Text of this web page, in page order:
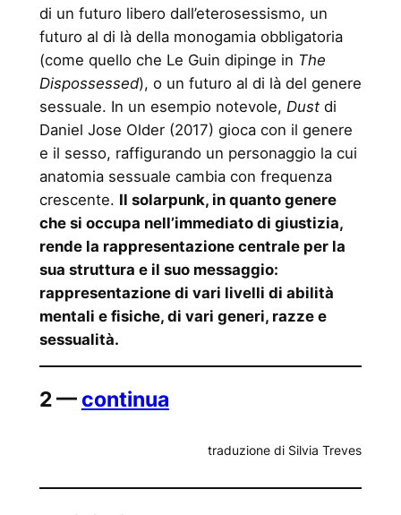
di un futuro libero dall’eterosessismo, un
futuro al di là della monogamia obbligatoria
(come quello che Le Guin dipinge in The
Dispossessed), o un futuro al di là del genere
sessuale. In un esempio notevole, Dustdi
Daniel Jose Older (2017) gioca con il genere
e il sesso, raffigurando un personaggio la cui
anatomia sessuale cambia con frequenza
crescente. Il solarpunk, in quanto genere
che si occupa nell’immediato di giustizia,
rende la rappresentazione centrale per la
sua struttura e il suo messaggio:
rappresentazione di vari livelli di abilità
mentali e fisiche, di vari generi, razze e
sessualità.
2 — continua
traduzione di Silvia Treves